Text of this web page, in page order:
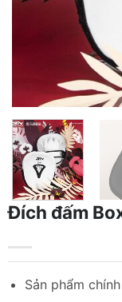
Đích đấm
Sản phẩm